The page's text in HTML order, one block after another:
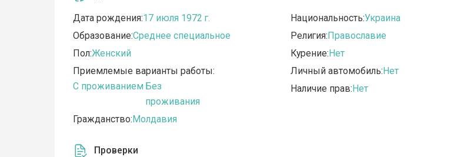
Дата рождения:17 июля 1972 г.
Образование:Среднее специальное
Пол:Женский
Приемлемые варианты работы:
C проживанием Без
проживания
Гражданство:Молдавия
Национальность:Украина
Религия:Православие
Курение:Нет
Личный автомобиль:Нет
Наличие прав:Нет
Проверки